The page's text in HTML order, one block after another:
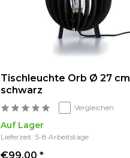
Tischleuchte Orb Ø 27 cm
schwarz
Vergleichen
Auf Lager
Lieferzeit: 5-8 Arbeitstage
€99,00 *